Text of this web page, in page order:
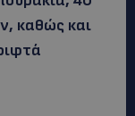
καθώς και